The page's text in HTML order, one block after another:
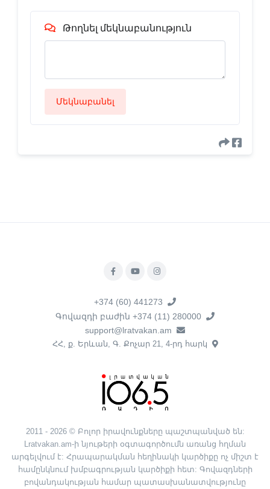
Թողնել մեկնաբանություն
Մեկնաբանել
+374 (60) 441273
Գովազդի բաժին +374 (11) 280000
support@lratvakan.am
ՀՀ, ք. Երևան, Գ. Քոչար 21, 4-րդ հարկ
2011 - 2026 © Բոլոր իրավունքները պաշտպանված են:
Lratvakan.am-ի նյութերի օգտագործումն առանց հղման
արգելվում է: Հրապարակման հեղինակի կարծիքը ոչ միշտ է
համընկնում խմբագրության կարծիքի հետ: Գովազդների
բովանդակության համար պատասխանատվությունը